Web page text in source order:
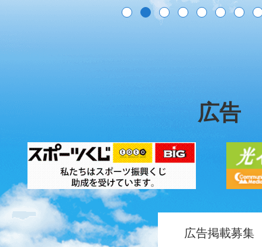
広告
広告掲載募集